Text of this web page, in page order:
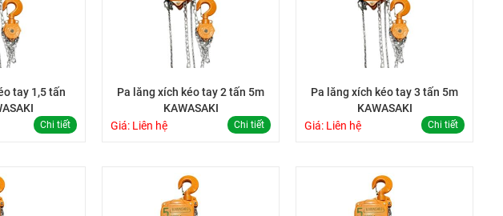
tay 1,5 tấn
Chi tiết
Pa lăng xích kéo tay 2 tấn 5m
KAWASAKI
Giá: Liên hệ
Chi tiết
Pa lăng xích kéo tay 3 tấn 5m
KAWASAKI
Giá: Liên hệ
Chi tiết